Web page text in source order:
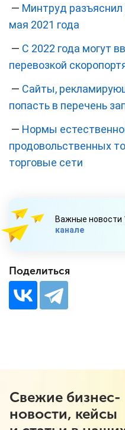
— Минтруд разъяснил
мая 2021 года
— С 2022 года могут
перевозкой
— Сайты,
попасть в перечень
— Нормы
продовольственных
торговые сети
Важные новости
канале
Поделиться
Свежие бизнес-
новости, кейсы